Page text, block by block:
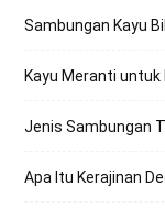
Sambungan Kayu
Kayu Meranti
Jenis Sambungan
Apa Itu Kerajinan